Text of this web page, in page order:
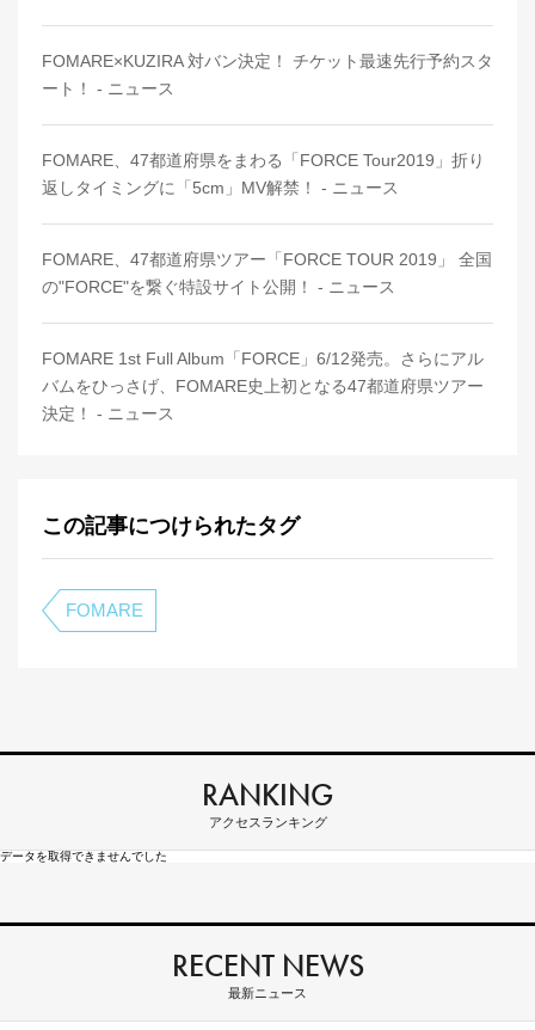
FOMARE×KUZIRA 対バン決定！ チケット最速先行予約スタ
ート！ - ニュース
FOMARE、47都道府県をまわる「FORCE Tour2019」折り
返しタイミングに「5cm」MV解禁！ - ニュース
FOMARE、47都道府県ツアー「FORCE TOUR 2019」 全国
の"FORCE"を繋ぐ特設サイト公開！ - ニュース
FOMARE 1st Full Album「FORCE」6/12発売。さらにアル
バムをひっさげ、FOMARE史上初となる47都道府県ツアー
決定！ - ニュース
この記事につけられたタグ
FOMARE
RANKING
アクセスランキング
データを取得できませんでした
RECENT NEWS
最新ニュース